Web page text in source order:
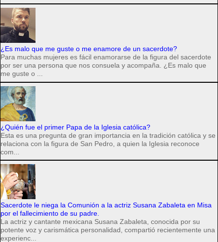
¿Es malo que me guste o me enamore de un sacerdote?
Para muchas mujeres es fácil enamorarse de la figura del sacerdote
por ser una persona que nos consuela y acompaña. ¿Es malo que
me guste o ...
¿Quién fue el primer Papa de la Iglesia católica?
Esta es una pregunta de gran importancia en la tradición católica y se
relaciona con la figura de San Pedro, a quien la Iglesia reconoce
com...
Sacerdote le niega la Comunión a la actriz Susana Zabaleta en Misa
por el fallecimiento de su padre.
La actriz y cantante mexicana Susana Zabaleta, conocida por su
potente voz y carismática personalidad, compartió recientemente una
experienc...